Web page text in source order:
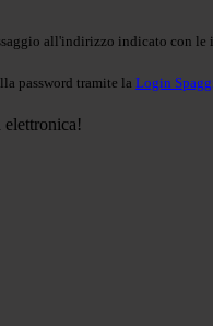
all'indirizzo indicato con le
password tramite la Login
elettronica!